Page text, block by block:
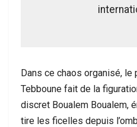
Dans ce chaos organisé,
Tebboune fait de la
discret Boualem Boualem,
tire les ficelles depuis